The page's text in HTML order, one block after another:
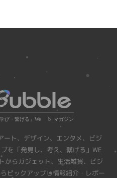
ト、デザイン、エンタメ、ビジ
を「発見し、考え、繋げる」WE
からガジェット、生活雑貨、ビジ
ピックアップし情報紹介・レポー